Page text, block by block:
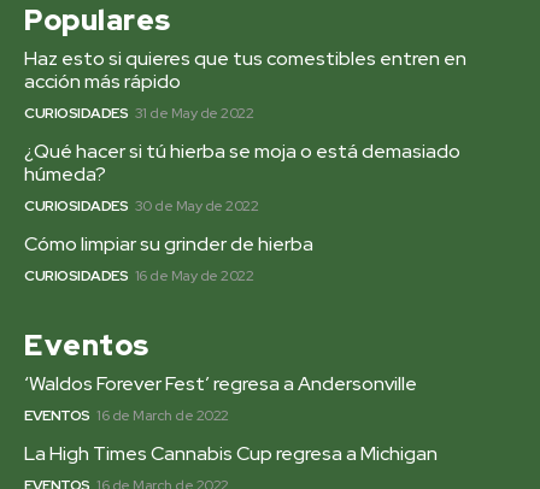
Populares
Haz esto si quieres que tus comestibles entren en
acción más rápido
CURIOSIDADES 31 de May de 2022
¿Qué hacer si tú hierba se moja o está demasiado
húmeda?
CURIOSIDADES 30 de May de 2022
Cómo limpiar su grinder de hierba
CURIOSIDADES 16 de May de 2022
Eventos
‘Waldos Forever Fest’ regresa a Andersonville
EVENTOS 16 de March de 2022
La High Times Cannabis Cup regresa a Michigan